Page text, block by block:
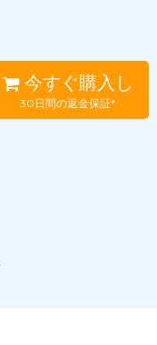
今すぐ購入し
30日間の返金保証*